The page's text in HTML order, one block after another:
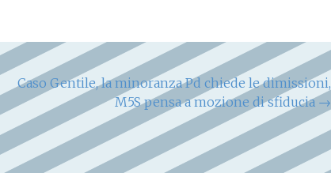
Caso Gentile, la minoranza Pd chiede le dimissioni,
M5S pensa a mozione di sfiducia→